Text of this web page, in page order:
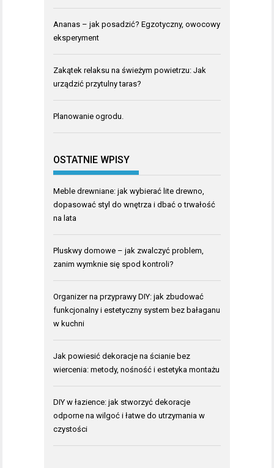
Ananas – jak posadzić? Egzotyczny, owocowy
eksperyment
Zakątek relaksu na świeżym powietrzu: Jak
urządzić przytulny taras?
Planowanie ogrodu.
OSTATNIE WPISY
Meble drewniane: jak wybierać lite drewno,
dopasować styl do wnętrza i dbać o trwałość
na lata
Pluskwy domowe – jak zwalczyć problem,
zanim wymknie się spod kontroli?
Organizer na przyprawy DIY: jak zbudować
funkcjonalny i estetyczny system bez bałaganu
w kuchni
Jak powiesić dekoracje na ścianie bez
wiercenia: metody, nośność i estetyka montażu
DIY w łazience: jak stworzyć dekoracje
odporne na wilgoć i łatwe do utrzymania w
czystości